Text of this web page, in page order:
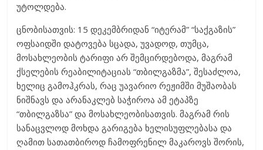
უტოლდება.
ცნობისათვის: 15 დეკემბრიდან “იტერამ” “საქგაზის”
ოფსაიდში დატოვება სცადა, უვადოდ, თუმცა,
მოსახლეობის ტარიფი არ შემცირდებოდა, მაგრამ
ქსელების რეაბილიტაციას “თბილგაზმა”, შესაძლოა,
ხელიც გამოჰკრას, რაც უავარიო რეჟიმში მუშაობას
ნიშნავს და არანაკლებ საჭიროა ამ ეტაპზე
“თბილგაზსა” და მოსახლეობისათვის. მაგრამ რის
სანაცვლოდ მოხდა გარიგება ხელისუფლებასა და
ღამით სათათბიროდ ჩამოფრენილ მაკაროვს შორის,